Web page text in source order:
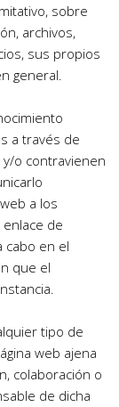
sobre
archivos,
sus propios
general.
a través de
o contravienen
a los
de
cabo en el
que el
tipo de
web ajena
colaboración o
de dicha